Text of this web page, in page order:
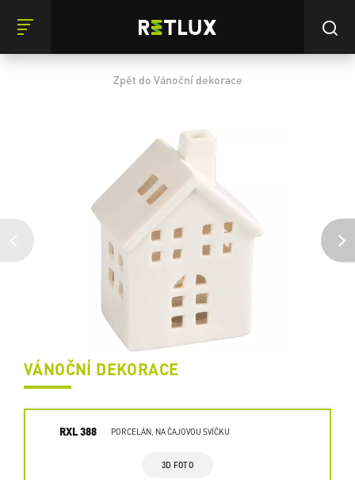
Zpět do Vánoční dekorace
VÁNOČNÍ DEKORACE
RXL 388 PORCELÁN, NA ČAJOVOU SVÍČKU
3D FOTO